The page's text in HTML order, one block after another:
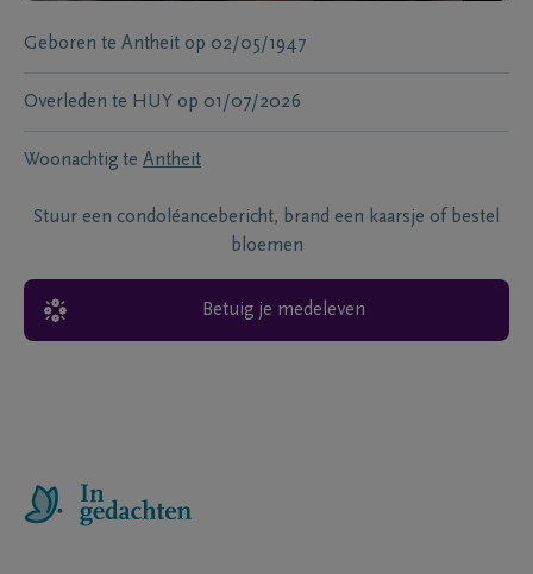
Geboren te Antheit op 02/05/1947
Overleden te HUY op 01/07/2026
Woonachtig te Antheit
Stuur een condoléancebericht, brand een kaarsje of bestel
bloemen
Betuig je medeleven